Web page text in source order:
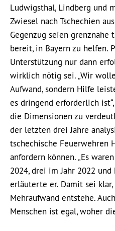
Ludwigsthal, Lindberg und
Zwiesel nach Tschechien
Gegenzug seien grenznahe
bereit, in Bayern zu helfen.
Unterstützung nur dann
wirklich nötig sei. „Wir
Aufwand, sondern Hilfe
es dringend erforderlich
die Dimensionen zu
der letzten drei Jahre
tschechische Feuerwehren
anfordern können. „Es
2024, drei im Jahr 2022 und
erläuterte er. Damit sei
Mehraufwand entstehe.
Menschen ist egal, woher